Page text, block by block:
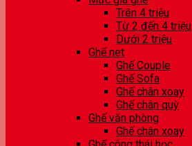
Trên 4 triệu
Từ 2 đến 4 triệu
Dưới 2 triệu
Ghế net
Ghế Couple
Ghế Sofa
Ghế chân xoay
Ghế chân quỳ
Ghế văn phòng
Ghế chân xoay